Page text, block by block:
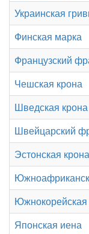
Украинская
Финская марка
Французский
Чешская крона
Шведская крона
Швейцарский
Эстонская крона
Японская иена